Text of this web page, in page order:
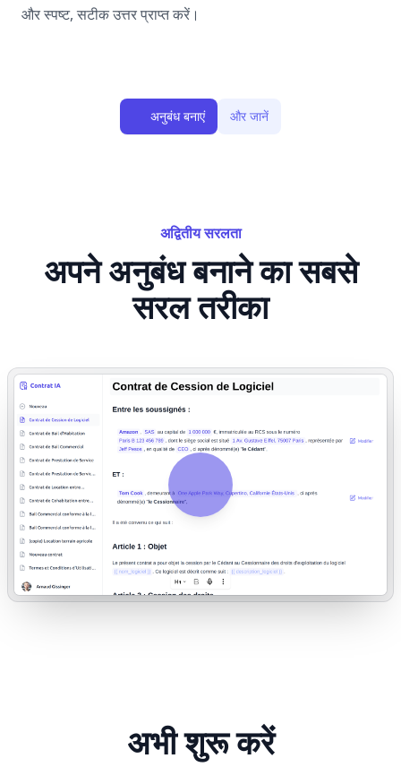
और स्पष्ट, सटीक उत्तर प्राप्त करें।
अनुबंध बनाएं और जानें
अद्वितीय सरलता
अपने अनुबंध बनाने का सबसे
सरल तरीका
अभी शुरू करें